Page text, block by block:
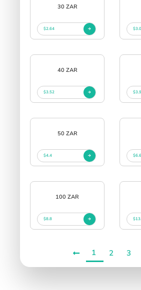
30 ZAR
$2.64
40 ZAR
$3.52
50 ZAR
$4.4 $6.6
100 ZAR
$8.8
1 2 3